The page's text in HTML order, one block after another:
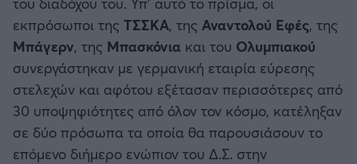
εκπρόσωποι της ΤΣΣΚΑ, της Αναντολού Εφές, της
Μπάγερν, της Μπασκόνια και του Ολυμπιακού
συνεργάστηκαν με γερμανική εταιρία εύρεσης
στελεχών και αφότου εξέτασαν περισσότερες από
30 υποψηφιότητες από όλον τον κόσμο, κατέληξαν
σε δύο πρόσωπα τα οποία θα παρουσιάσουν το
επόμενο διήμερο ενώπιον του Δ.Σ. στην